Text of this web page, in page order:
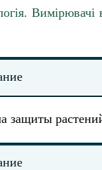
Вимірювачі
защиты